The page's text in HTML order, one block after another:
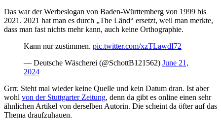
Das war der Werbeslogan von Baden-Württemberg von 1999 bis
2021. 2021 hat man es durch „The Länd“ ersetzt, weil man merkte,
dass man fast nichts mehr kann, auch keine Orthographie.
Kann nur zustimmen. pic.twitter.com/xzTLawdI72
— Deutsche Wäscherei (@SchottB121562) June 21,
2024
Grrr. Steht mal wieder keine Quelle und kein Datum dran. Ist aber
wohl von der Stuttgarter Zeitung, denn da gibt es online einen sehr
ähnlichen Artikel von derselben Autorin. Die scheint da öfter auf das
Thema draufzuhauen.